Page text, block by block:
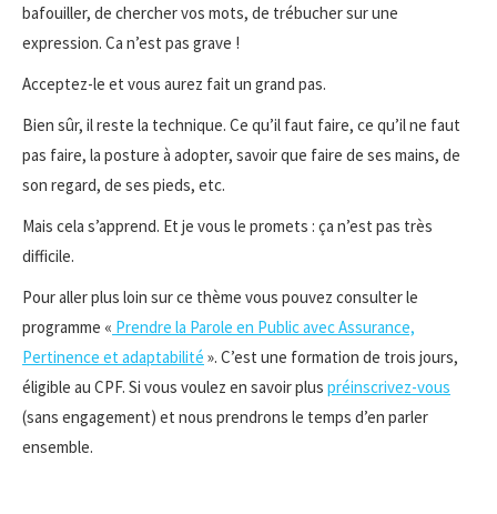
bafouiller, de chercher vos mots, de trébucher sur une
expression. Ca n’est pas grave !
Acceptez-le et vous aurez fait un grand pas.
Bien sûr, il reste la technique. Ce qu’il faut faire, ce qu’il ne faut
pas faire, la posture à adopter, savoir que faire de ses mains, de
son regard, de ses pieds, etc.
Mais cela s’apprend. Et je vous le promets : ça n’est pas très
difficile.
Pour aller plus loin sur ce thème vous pouvez consulter le
programme « Prendre la Parole en Public avec Assurance,
Pertinence et adaptabilité ». C’est une formation de trois jours,
éligible au CPF. Si vous voulez en savoir plus préinscrivez-vous
(sans engagement) et nous prendrons le temps d’en parler
ensemble.